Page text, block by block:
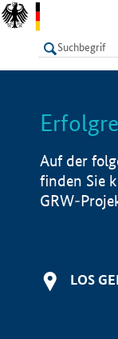
LISTE
Auf der
finden Sie
GRW-
LOS